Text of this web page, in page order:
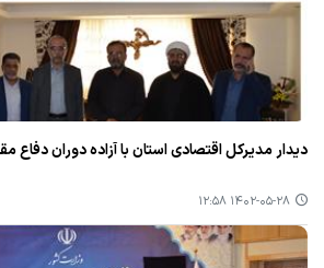
دیدار مدیركل اقتصادی استان با آزاده دوران دفاع
۱۴۰۲-۰۵-۲۸ ۱۲:۵۸